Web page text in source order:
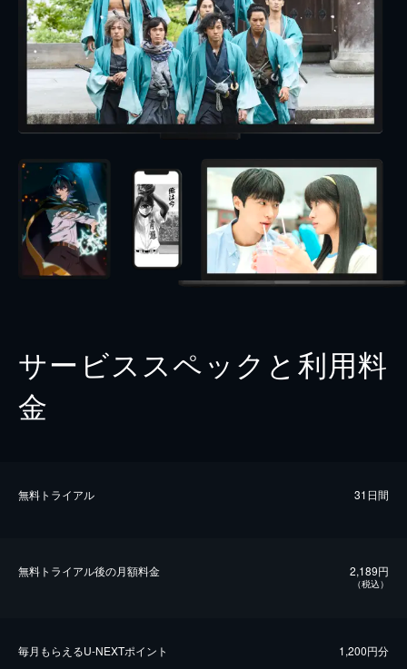
サービススペックと利用料
金
無料トライアル 31日間
無料トライアル後の⽉額料金 2,189円
（税込）
毎⽉もらえるU-NEXTポイント 1,200円分